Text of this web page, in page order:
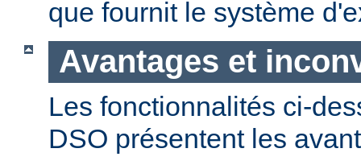
que fournit le système
Avantages et
Les fonctionnalités ci-
DSO présentent les